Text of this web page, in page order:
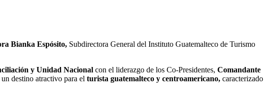
Bianka Espósito, Subdirectora General del Instituto Guatemalteco de Turismo
y Unidad Nacional con el liderazgo de los Co-Presidentes, Comandante
destino atractivo para el turista guatemalteco y centroamericano, caracterizado